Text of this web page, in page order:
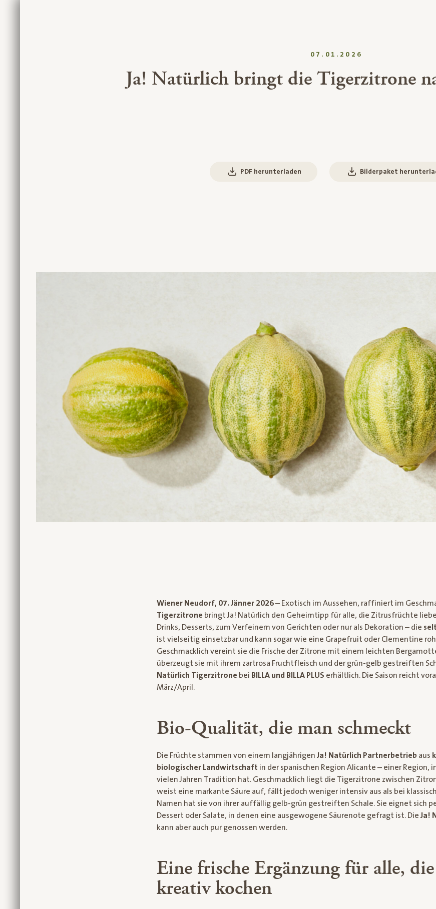
07.01.2026
Ja! Natürlich bringt die Tigerzitrone
PDF herunterladen Bilderpaket
Wiener Neudorf, 07. Jänner 2026– Exotisch im Aussehen, raffiniert im
Tigerzitrone bringt Ja! Natürlich den Geheimtipp für alle, die Zitrusfrüchte
Drinks, Desserts, zum Verfeinern von Gerichten oder nur als Dekoration – die
ist vielseitig einsetzbar und kann sogar wie eine Grapefruit oder Clementine
Geschmacklich vereint sie die Frische der Zitrone mit einem leichten
überzeugt sie mit ihrem zartrosa Fruchtfleisch und der grün-gelb gestreiften
Natürlich Tigerzitrone bei BILLA und BILLA PLUS erhältlich. Die Saison reicht
März/April.
Bio-Qualität, die man schmeckt
Die Früchte stammen von einem langjährigen Ja! Natürlich Partnerbetrieb aus
biologischer Landwirtschaft in der spanischen Region Alicante – einer Region,
vielen Jahren Tradition hat. Geschmacklich liegt die Tigerzitrone zwischen
weist eine markante Säure auf, fällt jedoch weniger intensiv aus als bei
Namen hat sie von ihrer auffällig gelb-grün gestreiften Schale. Sie eignet sich
Dessert oder Salate, in denen eine ausgewogene Säurenote gefragt ist. Die Ja!
kann aber auch pur genossen werden.
Eine frische Ergänzung für alle,
kreativ kochen